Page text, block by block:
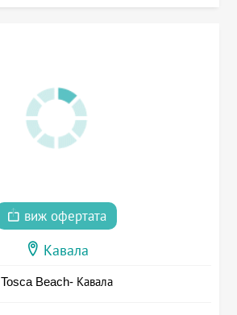
виж офертата
Кавала
Tosca Beach- Кавала